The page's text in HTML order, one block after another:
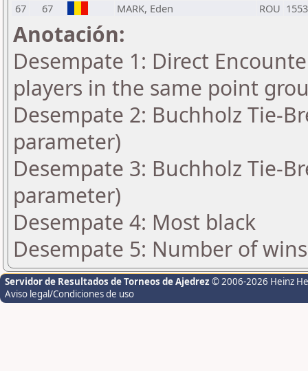
67
67 MARK, Eden ROU 1553
Anotación:
Desempate 1: Direct
players in the same point
Desempate 2: Buchholz Tie-
parameter)
Desempate 3: Buchholz Tie-
parameter)
Desempate 4: Most black
Desempate 5: Number of
Servidor de Resultados de Torneos de Ajedrez © 2006-2026 Heinz
Aviso legal/Condiciones de uso